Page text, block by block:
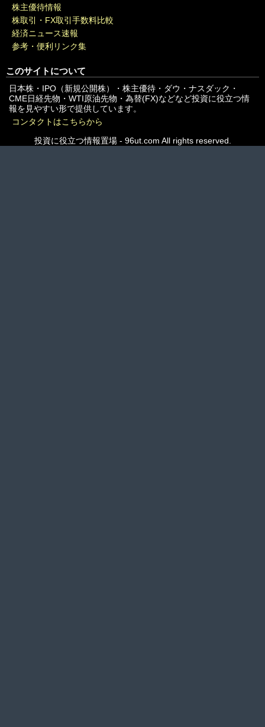
株主優待情報
株取引・FX取引手数料比較
経済ニュース速報
参考・便利リンク集
このサイトについて
日本株・IPO（新規公開株）・株主優待・ダウ・ナスダック・
CME日経先物・WTI原油先物・為替(FX)などなど投資に役立つ情
報を見やすい形で提供しています。
コンタクトはこちらから
投資に役立つ情報置場 - 96ut.com All rights reserved.